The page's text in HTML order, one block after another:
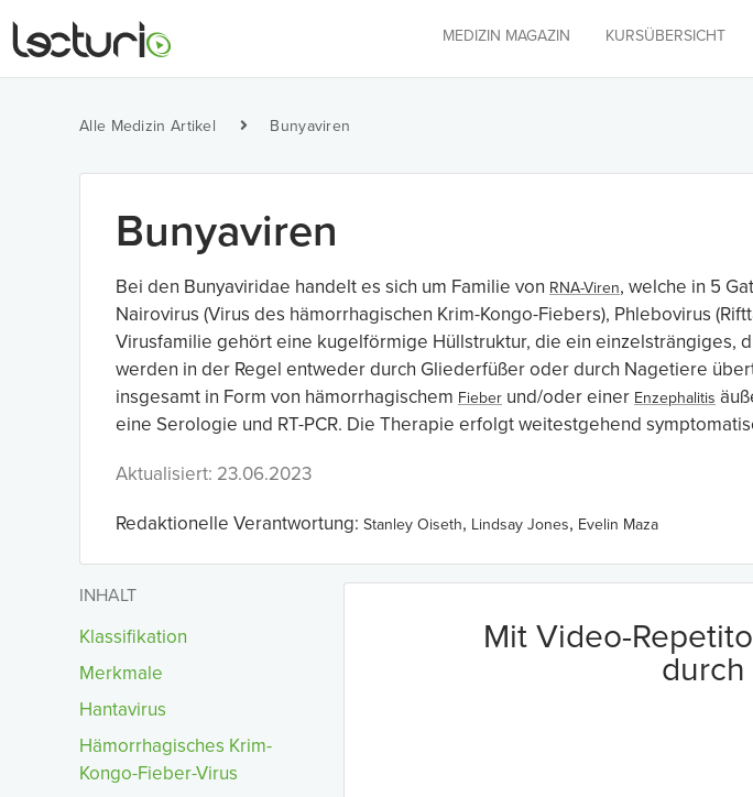
MEDIZIN MAGAZIN KURSÜBERSICHT
Alle Medizin Artikel Bunyaviren
Bunyaviren
Bei den Bunyaviridae handelt es sich um Familie von RNA-Viren, welche in 5
Nairovirus (Virus des hämorrhagischen Krim-Kongo-Fiebers), Phlebovirus
Virusfamilie gehört eine kugelförmige Hüllstruktur, die ein einzelsträngiges,
werden in der Regel entweder durch Gliederfüßer oder durch Nagetiere
insgesamt in Form von hämorrhagischem Fieber und/oder einer Enzephalitis
eine Serologie und RT-PCR. Die Therapie erfolgt weitestgehend
Aktualisiert: 23.06.2023
Redaktionelle Verantwortung: Stanley Oiseth, Lindsay Jones, Evelin Maza
INHALT
Klassifikation
Merkmale
Hantavirus
Hämorrhagisches Krim-
Kongo-Fieber-Virus
Mit Video-
durch